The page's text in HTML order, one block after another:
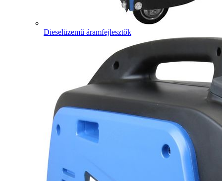
Dieselüzemű áramfejlesztők